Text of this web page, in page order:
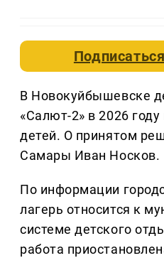
В Новокуйбышевске
«Салют-2» в 2026
детей. О принятом
Самары Иван Носков.
По информации
лагерь относится к
системе детского
работа